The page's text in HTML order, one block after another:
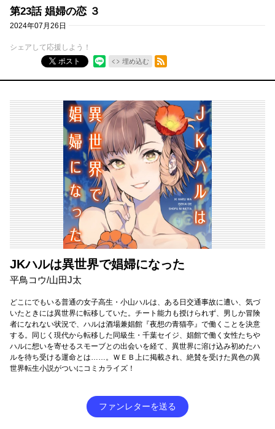
第23話 娼婦の恋 ３
2024年07月26日
シェアして応援しよう！
ポスト
埋め込む
RSSフィード
JKハルは異世界で娼婦になった
平鳥コウ/山田J太
どこにでもいる普通の女子高生・小山ハルは、ある日交通事故に遭い、気づ
いたときには異世界に転移していた。チート能力も授けられず、男しか冒険
者になれない状況で、ハルは酒場兼娼館『夜想の青猫亭』で働くことを決意
する。同じく現代から転移した同級生・千葉セイジ、娼館で働く女性たちや
ハルに想いを寄せるスモーブとの出会いを経て、異世界に溶け込み初めたハ
ルを待ち受ける運命とは……。ＷＥＢ上に掲載され、絶賛を受けた異色の異
世界転生小説がついにコミカライズ！
ファンレターを送る